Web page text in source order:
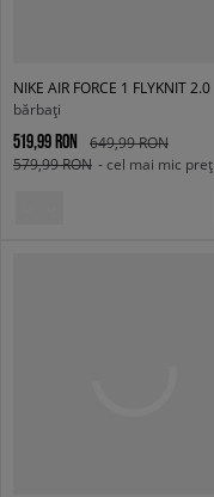
NIKE AIR FORCE 1 FLYKNIT 2.0
bărbați
519,99 RON
649,99 RON
579,99 RON - cel mai mic preț